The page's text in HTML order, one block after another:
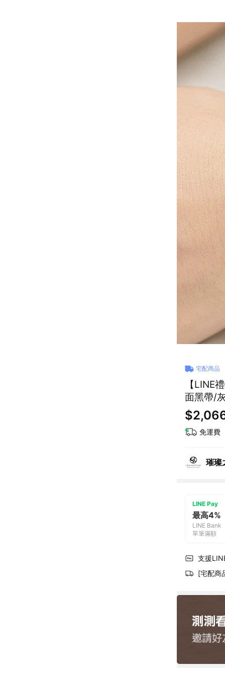
宅配商品
【LINE
面黑帶/
免運費
璀璨
LINE Pay
最高4%
LINE Bank
單筆滿額
支援
[宅配商